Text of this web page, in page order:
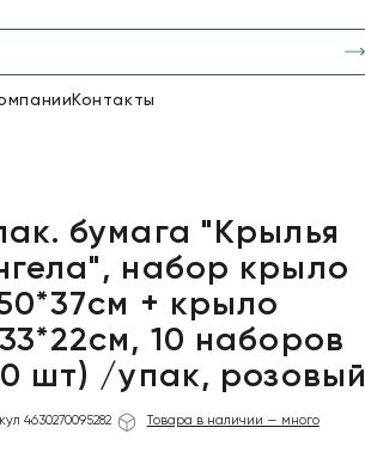
Контакты
20
Сетка7
бумага "Крылья
набор крыло
+ крыло
10 наборов
шт) /упак, розовый
4630270095282 Товара в наличии — много